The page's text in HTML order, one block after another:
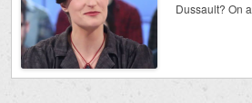
Dussault? On